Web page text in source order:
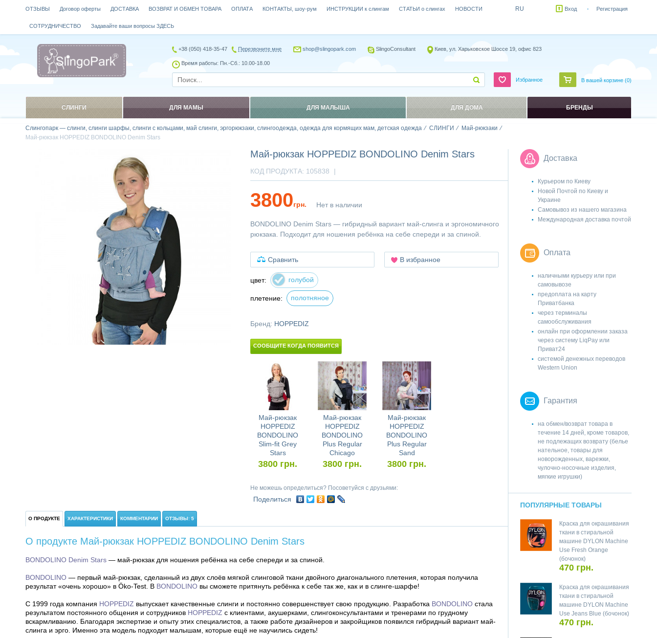
Слингопарк — слинги, слинги шарфы, слинги с кольцами, май слинги, эргорюкзаки, слингоодежда, одежда для кормящих мам, детская одежда СЛИНГИ
Май-рюкзаки
Май-рюкзак HOPPEDIZ BONDOLINO Denim Stars
Май-рюкзак HOPPEDIZ BONDOLINO Denim Stars
КОД ПРОДУКТА: 105838 |
3800грн. Нет в наличии
BONDOLINO Denim Stars — гибридный вариант май-слинга и эргономичного
рюкзака. Подходит для ношения ребёнка на себе спереди и за спиной.
Сравнить В избранное
цвет: голубой
плетение: полотняное
Бренд: HOPPEDIZ
СООБЩИТЕ КОГДА ПОЯВИТСЯ
Май-рюкзак
HOPPEDIZ
BONDOLINO
Slim-fit Grey
Stars
3800 грн.
Май-рюкзак
HOPPEDIZ
BONDOLINO
Plus Regular
Chicago
3800 грн.
Май-рюкзак
HOPPEDIZ
BONDOLINO
Plus Regular
Sand
3800 грн.
Не можешь определиться? Посоветуйся с друзьями:
Поделиться
О ПРОДУКТЕ ХАРАКТЕРИСТИКИ КОММЕНТАРИИ ОТЗЫВЫ: 5
О продукте Май-рюкзак HOPPEDIZ BONDOLINO Denim Stars
BONDOLINO Denim Stars — май-рюкзак для ношения ребёнка на себе спереди и за спиной.
BONDOLINO — первый май-рюкзак, сделанный из двух слоёв мягкой слинговой ткани двойного диагонального плетения, которая получила
результат «очень хорошо» в Öko-Test. В BONDOLINO вы сможете притянуть ребёнка к себе так же, как и в слинге-шарфе!
С 1999 года компания HOPPEDIZ выпускает качественные слинги и постоянно совершенствует свою продукцию. Разработка BONDOLINO стала
результатом постоянного общения и сотрудников HOPPEDIZ с клиентами, акушерками, слингоконсультантами и тренерами по грудному
вскармливанию. Благодаря экспертизе и опыту этих специалистов, а также работе дизайнеров и закройщиков появился гибридный вариант май-
слинга и эрго. Именно эта модель подходит малышам, которые ещё не научились сидеть!
Доставка
Курьером по Киеву
Новой Почтой по Киеву и
Украине
Самовывоз из нашего магазина
Международная доставка почтой
Оплата
наличными курьеру или при
самовывозе
предоплата на карту
Приватбанка
через терминалы
самообслуживания
онлайн при оформлении заказа
через систему LiqPay или
Приват24
системой денежных переводов
Western Union
Гарантия
на обмен/возврат товара в
течение 14 дней, кроме товаров,
не подлежащих возврату (белье
нательное, товары для
новорожденных, варежки,
чулочно-носочные изделия,
мягкие игрушки)
ПОПУЛЯРНЫЕ ТОВАРЫ
Краска для окрашивания
ткани в стиральной
машине DYLON Machine
Use Fresh Orange
(бочонок)
470 грн.
Краска для окрашивания
ткани в стиральной
машине DYLON Machine
Use Jeans Blue (бочонок)
470 грн.
ОТЗЫВЫ Договор оферты ДОСТАВКА ВОЗВРАТ И ОБМЕН ТОВАРА ОПЛАТА КОНТАКТЫ, шоу-рум ИНСТРУКЦИИ к слингам СТАТЬИ о слингах НОВОСТИ
СОТРУДНИЧЕСТВО Задавайте ваши вопросы ЗДЕСЬ
RU Вход Регистрация
+38 (050) 418-35-47 Перезвоните мне shop@slingopark.com SlingoConsultant Киев, ул. Харьковское Шоссе 19, офис 823
Время работы: Пн.-Сб.: 10.00-18.00
Избранное В вашей корзине (0)
СЛИНГИ ДЛЯ МАМЫ ДЛЯ МАЛЫША ДЛЯ ДОМА БРЕНДЫ